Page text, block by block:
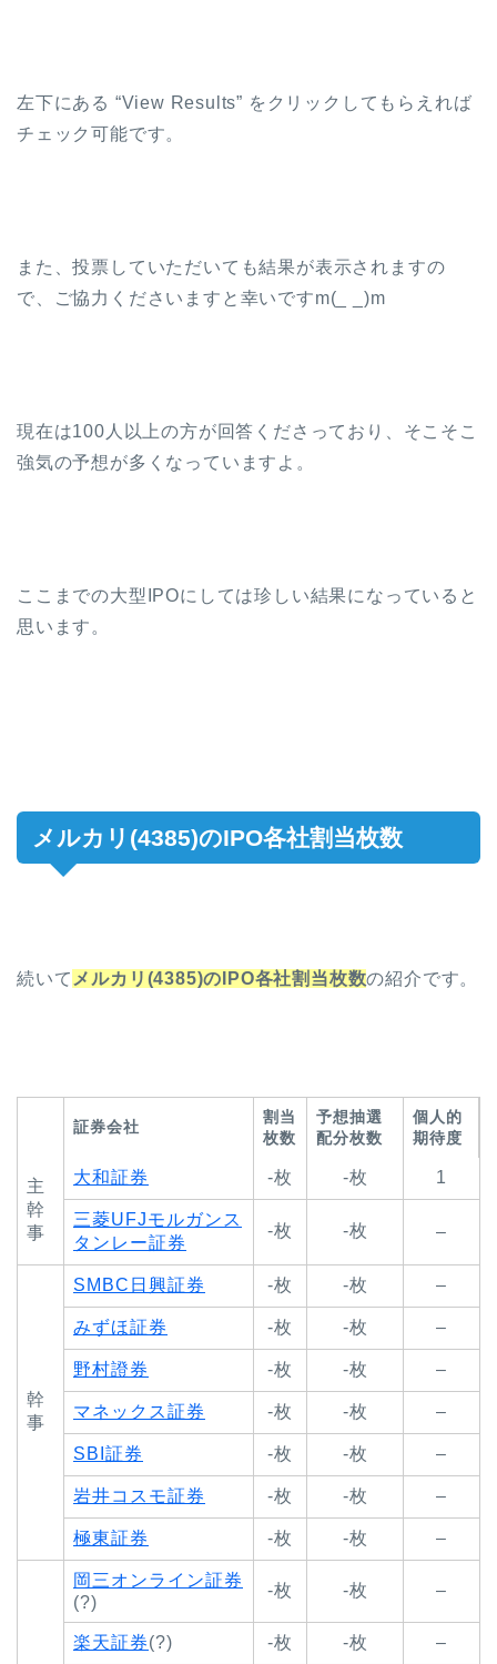
左下にある “View Results” をクリックしてもらえれば
チェック可能です。
また、投票していただいても結果が表示されますの
で、ご協力くださいますと幸いですm(_ _)m
現在は100人以上の方が回答くださっており、そこそこ
強気の予想が多くなっていますよ。
ここまでの大型IPOにしては珍しい結果になっていると
思います。
メルカリ(4385)のIPO各社割当枚数
続いて メルカリ(4385)のIPO各社割当枚数の紹介です。
証券会社
割当
枚数
予想抽選
配分枚数
個人的
期待度
主
幹
事
大和証券 -枚 -枚 1
三菱UFJモルガンス
タンレー証券
-枚 -枚 –
幹
事
SMBC日興証券 -枚 -枚 –
みずほ証券 -枚 -枚 –
野村證券 -枚 -枚 –
マネックス証券 -枚 -枚 –
SBI証券 -枚 -枚 –
岩井コスモ証券 -枚 -枚 –
極東証券 -枚 -枚 –
岡三オンライン証券
(?)
-枚 -枚 –
楽天証券(?) -枚 -枚 –